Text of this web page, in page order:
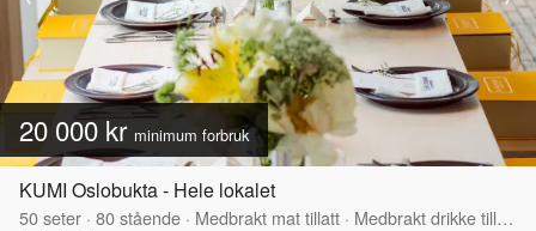
20 000 kr minimum forbruk
KUMI Oslobukta - Hele lokalet
50seter · 80stående · Medbrakt mat tillatt · Medbrakt drikke tillatt